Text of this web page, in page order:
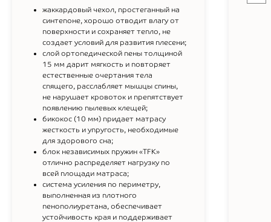
жаккардовый чехол, простеганный на
синтепоне, хорошо отводит влагу от
поверхности и сохраняет тепло, не
создает условий для развития плесени;
слой ортопедической пены толщиной
15 мм дарит мягкость и повторяет
естественные очертания тела
спящего, расслабляет мышцы спины,
не нарушает кровоток и препятствует
появлению пылевых клещей;
бикокос (10 мм) придает матрасу
жесткость и упругость, необходимые
для здорового сна;
блок независимых пружин «TFK»
отлично распределяет нагрузку по
всей площади матраса;
система усиления по периметру,
выполненная из плотного
пенополиуретана, обеспечивает
устойчивость края и поддерживает